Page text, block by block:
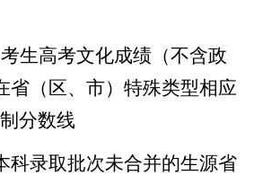
生高考文化成绩（不含政
省（区、市）特殊类型相应
分数线
科录取批次未合并的生源省